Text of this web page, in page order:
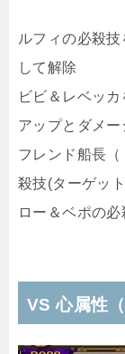
ルフィの必殺
して解除
ビビ＆レベッ
アップとダメー
フレンド船長
殺技(ターゲッ
ロー＆ベポの
VS 心属性